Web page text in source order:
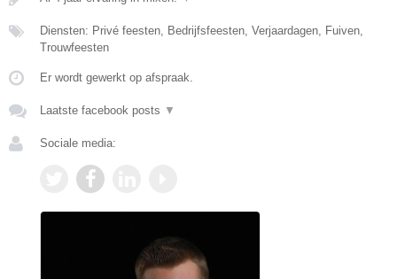
Diensten: Privé feesten, Bedrijfsfeesten, Verjaardagen, Fuiven,
Trouwfeesten
Er wordt gewerkt op afspraak.
Laatste facebook posts ▼
Sociale media: